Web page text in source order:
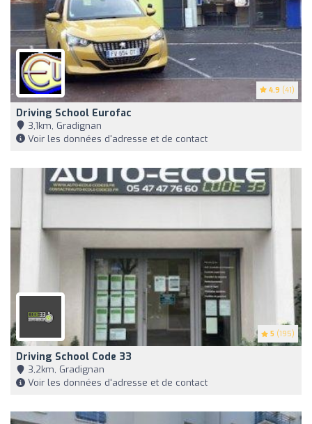
4.9 (41)
Driving School Eurofac
3,1km, Gradignan
Voir les données d'adresse et de contact
5 (195)
Driving School Code 33
3,2km, Gradignan
Voir les données d'adresse et de contact